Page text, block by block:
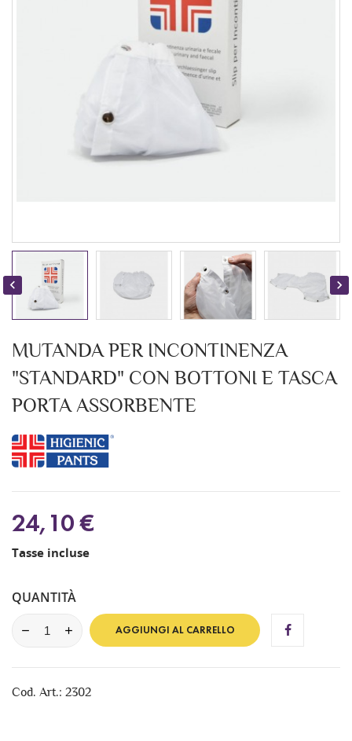
 
MUTANDA PER INCONTINENZA
"STANDARD" CON BOTTONI E TASCA
PORTA ASSORBENTE
24,10 €
Tasse incluse
QUANTITÀ
AGGIUNGI AL CARRELLO
Cod. Art.: 2302